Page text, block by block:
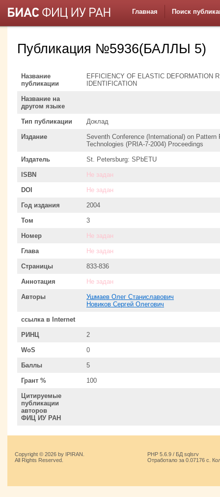
Главная Поиск
Публикация №5936(БАЛЛЫ 5)
Название
публикации
EFFICIENCY OF ELASTIC DEFORMATION
IDENTIFICATION
Название на
другом языке
Тип публикации Доклад
Издание
Seventh Conference (International) on
Technologies (PRIA-7-2004) Proceedings
Издатель St. Petersburg: SPbETU
ISBN Не задан
DOI Не задан
Год издания 2004
Том 3
Номер Не задан
Глава Не задан
Страницы 833-836
Аннотация Не задан
Авторы
Ушмаев Олег Станиславович
Новиков Сергей Олегович
ссылка в Internet
РИНЦ 2
WoS 0
Баллы 5
Грант % 100
Цитируемые
публикации
авторов
ФИЦ ИУ РАН
Copyright © 2026 by IPIRAN.
All Rights Reserved.
PHP 5.6.9 / БД sqlsrv
Отработало за 0.07176 с.